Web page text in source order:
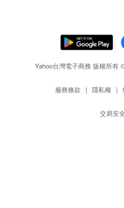
Yahoo台灣電子商務 版權所有
服務條款 | 隱私權 |
交易安